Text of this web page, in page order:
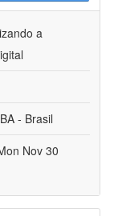
a
- Brasil
Nov 30